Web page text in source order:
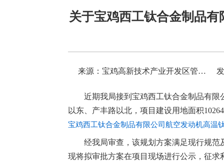
关于宝鸡西工钛合金制品
来源：宝鸡高新技术产业开发区管理委员会
近期我局接到宝鸡西工钛合金制品有
以东、产丰路以北，项目建设用地面积
宝鸡西工钛合金制品有限公司航空发动机高温
经我局审查，该规划方案满足现行规
现将拟审批方案在项目现场进行公示，征